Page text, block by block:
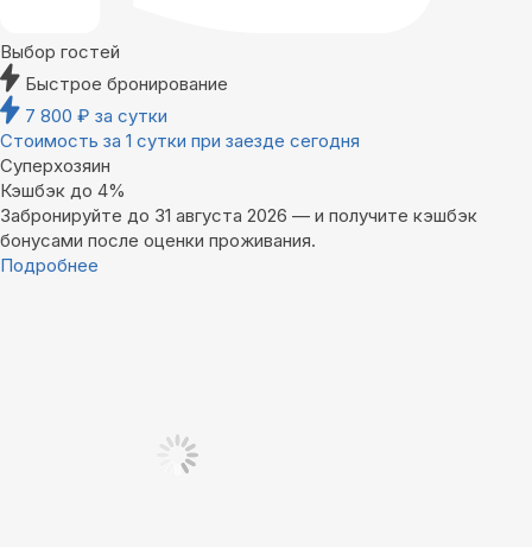
Выбор гостей
Быстрое бронирование
7 800 ₽ за сутки
Стоимость за 1 сутки при заезде сегодня
Суперхозяин
Кэшбэк до 4%
Забронируйте до 31 августа 2026 — и получите кэшбэк
бонусами после оценки проживания.
Подробнее